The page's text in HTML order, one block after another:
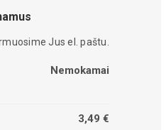
Jus el. paštu.
Nemokamai
3,49 €